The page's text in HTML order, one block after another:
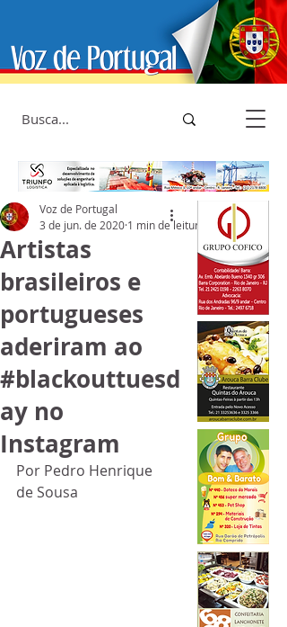
Artistas
brasileiros e
portugueses
aderiram ao
#blackouttuesd
ay no
Instagram
Voz de Portugal
3 de jun. de 2020 1 min de leitura
Por Pedro Henrique
de Sousa